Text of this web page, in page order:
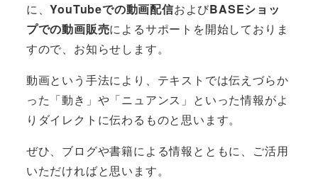
に、YouTubeでの動画配信およびBASEショッ
プでの動画販売によるサポートを開始しておりま
すので、お知らせします。
動画という手法により、テキストでは伝えづらか
った「動き」や「ニュアンス」といった情報がよ
りダイレクトに伝わるものと思います。
ぜひ、ブログや書籍による情報とともに、ご活用
いただければと思います。